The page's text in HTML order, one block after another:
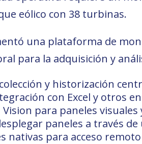
eólico con 38 turbinas.
una plataforma de
para la adquisición y
y historización
con Excel y otros
Vision para paneles
paneles a través
nativas para acceso